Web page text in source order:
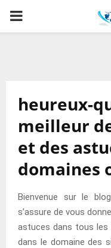
PRIMARY
heureux-
meilleur
et des
domaines
Bienvenue sur le
s’assure de vous
astuces dans tous les
dans le domaine des